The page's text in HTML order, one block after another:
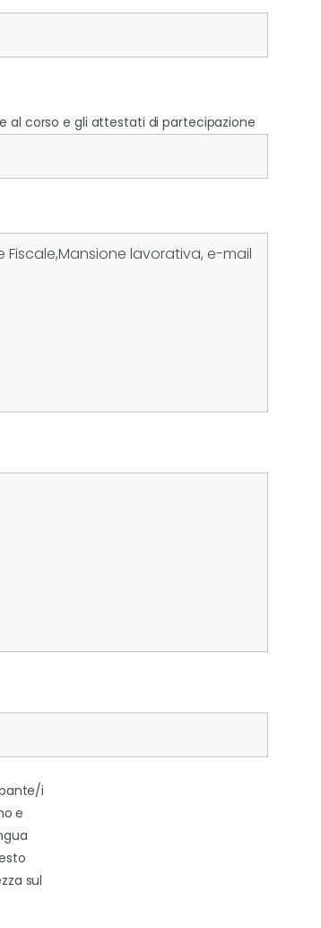
al corso e gli attestati di partecipazione
i
e
sul